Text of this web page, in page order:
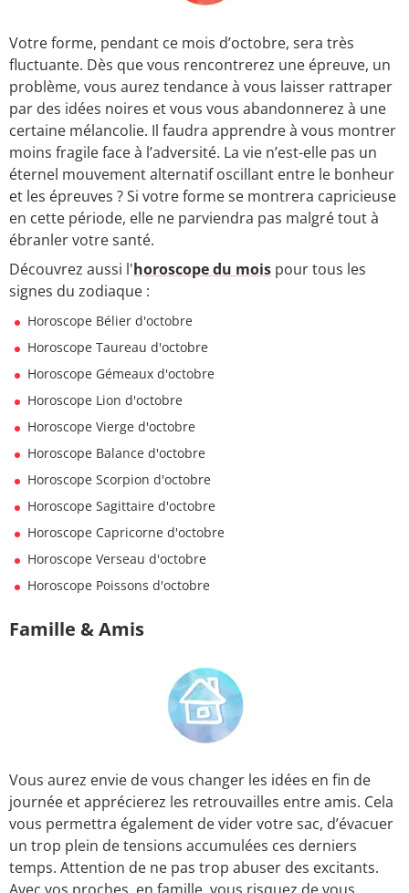
Votre forme, pendant ce mois d’octobre, sera très
fluctuante. Dès que vous rencontrerez une épreuve, un
problème, vous aurez tendance à vous laisser rattraper
par des idées noires et vous vous abandonnerez à une
certaine mélancolie. Il faudra apprendre à vous montrer
moins fragile face à l’adversité. La vie n’est-elle pas un
éternel mouvement alternatif oscillant entre le bonheur
et les épreuves ? Si votre forme se montrera capricieuse
en cette période, elle ne parviendra pas malgré tout à
ébranler votre santé.
Découvrez aussi l'horoscope du mois pour tous les
signes du zodiaque :
Horoscope Bélier d'octobre
Horoscope Taureau d'octobre
Horoscope Gémeaux d'octobre
Horoscope Lion d'octobre
Horoscope Vierge d'octobre
Horoscope Balance d'octobre
Horoscope Scorpion d'octobre
Horoscope Sagittaire d'octobre
Horoscope Capricorne d'octobre
Horoscope Verseau d'octobre
Horoscope Poissons d'octobre
Famille & Amis
Vous aurez envie de vous changer les idées en fin de
journée et apprécierez les retrouvailles entre amis. Cela
vous permettra également de vider votre sac, d’évacuer
un trop plein de tensions accumulées ces derniers
temps. Attention de ne pas trop abuser des excitants.